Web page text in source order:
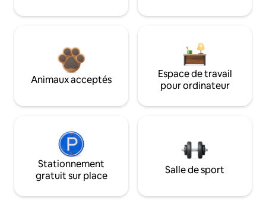
Animaux acceptés
Espace de travail
pour ordinateur
Stationnement
gratuit sur place
Salle de sport